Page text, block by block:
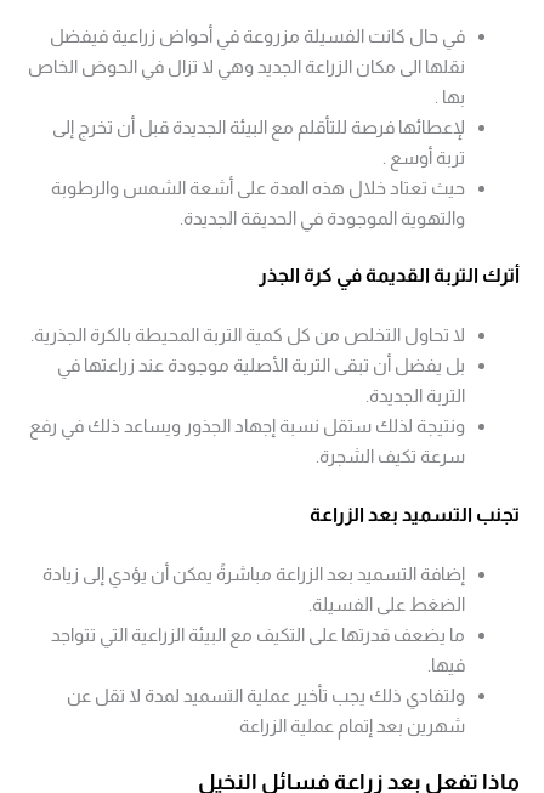
في حال كانت الفسيلة مزروعة في أحواض زراعية فيفضل
نقلها الى مكان الزراعة الجديد وهي لا تزال في الحوض الخاص
بها .
لإعطائها فرصة للتأقلم مع البيئة الجديدة قبل أن تخرج إلى
تربة أوسع .
حيث تعتاد خلال هذه المدة على أشعة الشمس والرطوبة
والتهوية الموجودة في الحديقة الجديدة.
أترك التربة القديمة في كرة الجذر
لا تحاول التخلص من كل كمية التربة المحيطة بالكرة الجذرية.
بل يفضل أن تبقى التربة الأصلية موجودة عند زراعتها في
التربة الجديدة.
ونتيجة لذلك ستقل نسبة إجهاد الجذور ويساعد ذلك في رفع
سرعة تكيف الشجرة.
تجنب التسميد بعد الزراعة
إضافة التسميد بعد الزراعة مباشرةً يمكن أن يؤدي إلى زيادة
الضغط على الفسيلة.
ما يضعف قدرتها على التكيف مع البيئة الزراعية التي تتواجد
فيها.
ولتفادي ذلك يجب تأخير عملية التسميد لمدة لا تقل عن
شهرين بعد إتمام عملية الزراعة
ماذا تفعل بعد زراعة فسائل النخيل